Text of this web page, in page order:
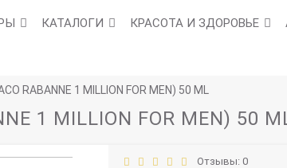
КАТАЛОГИ КРАСОТА И ЗДОРОВЬЕ
RABANNE 1 MILLION FOR MEN) 50 ML
1 MILLION FOR MEN) 50
Отзывы: 0